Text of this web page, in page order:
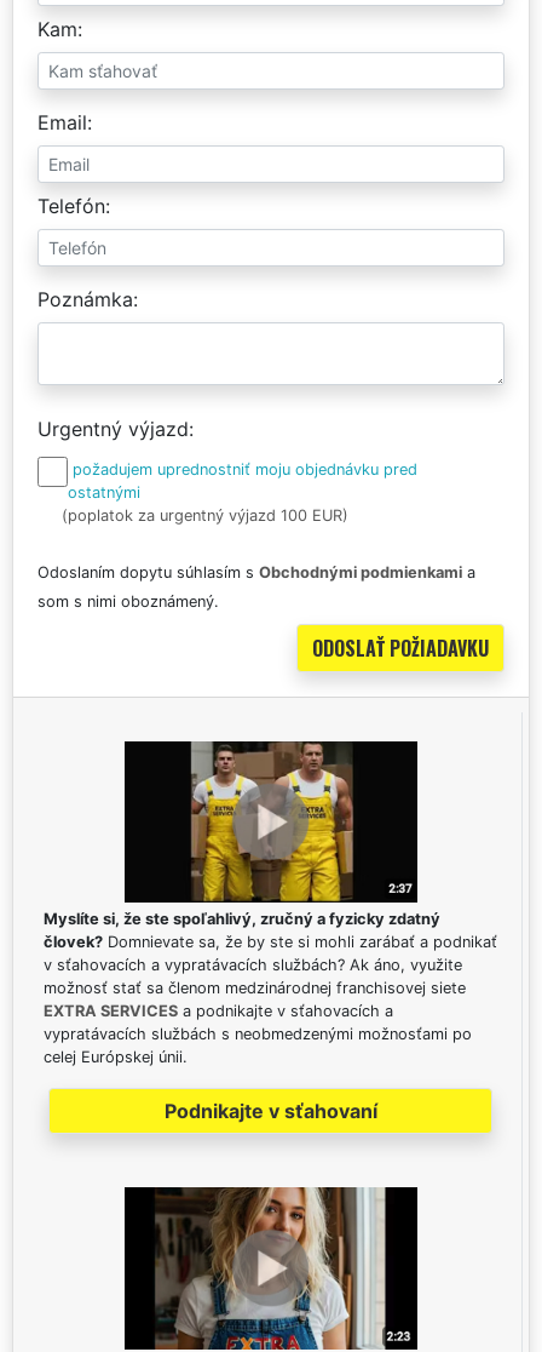
Kam
Email
Telefón
Poznámka
Urgentný výjazd
požadujem uprednostniť moju objednávku pred
ostatnými
(poplatok za urgentný výjazd 100 EUR)
Odoslaním dopytu súhlasím s Obchodnými podmienkami a
som s nimi oboznámený.
Myslíte si, že ste spoľahlivý, zručný a fyzicky zdatný
človek? Domnievate sa, že by ste si mohli zarábať a podnikať
v sťahovacích a vypratávacích službách? Ak áno, využite
možnosť stať sa členom medzinárodnej franchisovej siete
EXTRA SERVICES a podnikajte v sťahovacích a
vypratávacích službách s neobmedzenými možnosťami po
celej Európskej únii.
Podnikajte v sťahovaní